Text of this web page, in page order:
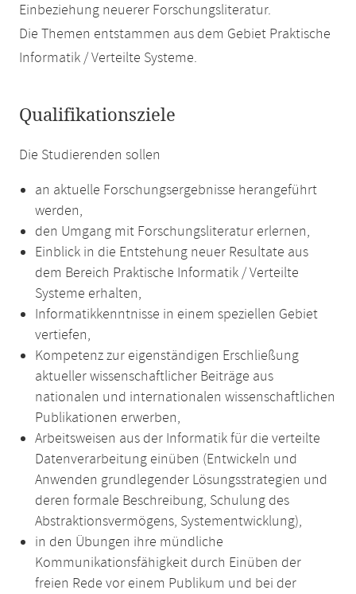
Einbeziehung neuerer Forschungsliteratur.
Die Themen entstammen aus dem Gebiet Praktische
Informatik / Verteilte Systeme.
Qualifikationsziele
Die Studierenden sollen
an aktuelle Forschungsergebnisse herangeführt
werden,
den Umgang mit Forschungsliteratur erlernen,
Einblick in die Entstehung neuer Resultate aus
dem Bereich Praktische Informatik / Verteilte
Systeme erhalten,
Informatikkenntnisse in einem speziellen Gebiet
vertiefen,
Kompetenz zur eigenständigen Erschließung
aktueller wissenschaftlicher Beiträge aus
nationalen und internationalen wissenschaftlichen
Publikationen erwerben,
Arbeitsweisen aus der Informatik für die verteilte
Datenverarbeitung einüben (Entwickeln und
Anwenden grundlegender Lösungsstrategien und
deren formale Beschreibung, Schulung des
Abstraktionsvermögens, Systementwicklung),
in den Übungen ihre mündliche
Kommunikationsfähigkeit durch Einüben der
freien Rede vor einem Publikum und bei der